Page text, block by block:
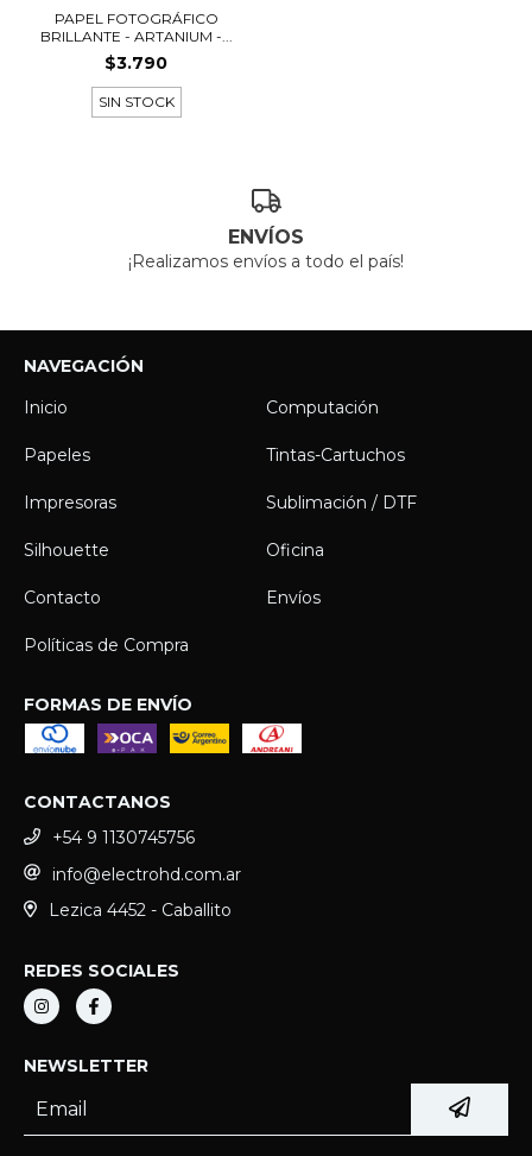
PAPEL FOTOGRÁFICO
BRILLANTE - ARTANIUM -...
$3.790
SIN STOCK
ENVÍOS
¡Realizamos envíos a todo el país!
NAVEGACIÓN
Inicio
Computación
Papeles Tintas-Cartuchos
Impresoras Sublimación / DTF
Silhouette Oficina
Contacto Envíos
Políticas de Compra
FORMAS DE ENVÍO
CONTACTANOS
+54 9 1130745756
info@electrohd.com.ar
Lezica 4452 - Caballito
REDES SOCIALES
NEWSLETTER